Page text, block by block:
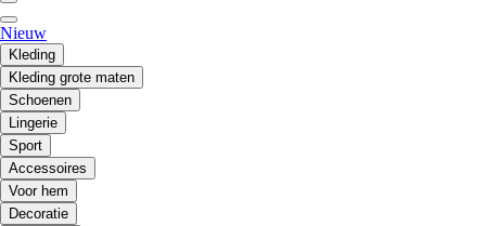
Nieuw
Kleding
Kleding grote maten
Schoenen
Lingerie
Sport
Accessoires
Voor hem
Decoratie